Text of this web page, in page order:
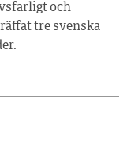
och
tre svenska